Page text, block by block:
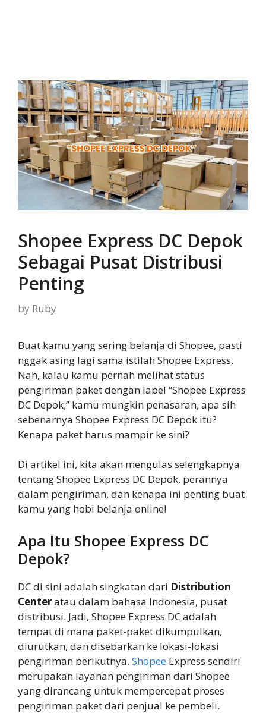
Shopee Express DC Depok
Sebagai Pusat Distribusi
Penting
by Ruby
Buat kamu yang sering belanja di Shopee, pasti
nggak asing lagi sama istilah Shopee Express.
Nah, kalau kamu pernah melihat status
pengiriman paket dengan label “Shopee Express
DC Depok,” kamu mungkin penasaran, apa sih
sebenarnya Shopee Express DC Depok itu?
Kenapa paket harus mampir ke sini?
Di artikel ini, kita akan mengulas selengkapnya
tentang Shopee Express DC Depok, perannya
dalam pengiriman, dan kenapa ini penting buat
kamu yang hobi belanja online!
Apa Itu Shopee Express DC
Depok?
DC di sini adalah singkatan dari Distribution
Centeratau dalam bahasa Indonesia, pusat
distribusi. Jadi, Shopee Express DC adalah
tempat di mana paket-paket dikumpulkan,
diurutkan, dan disebarkan ke lokasi-lokasi
pengiriman berikutnya. Shopee Express sendiri
merupakan layanan pengiriman dari Shopee
yang dirancang untuk mempercepat proses
pengiriman paket dari penjual ke pembeli.